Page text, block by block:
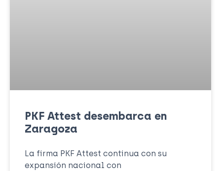
PKF Attest desembarca en
Zaragoza
La firma PKF Attest continua con su
expansión nacional con